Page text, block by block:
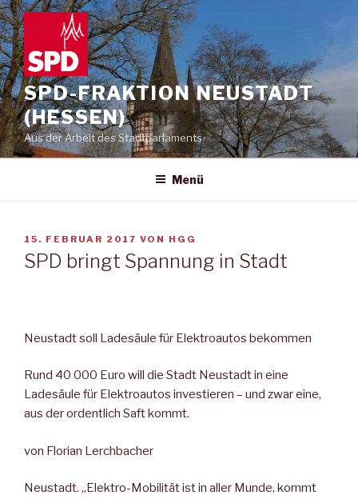
Zum
Inhalt
springen
SPD-FRAKTION NEUSTADT
(HESSEN)
Aus der Arbeit des Stadtparlaments
Menü
VERÖFFENTLICHT
AM
15. FEBRUAR 2017 VON HGG
SPD bringt Spannung in Stadt
Neustadt soll Ladesäule für Elektroautos bekommen
Rund 40 000 Euro will die Stadt Neustadt in eine
Ladesäule für Elektroautos investieren – und zwar eine,
aus der ordentlich Saft kommt.
von Florian Lerchbacher
Neustadt. „Elektro-Mobilität ist in aller Munde, kommt